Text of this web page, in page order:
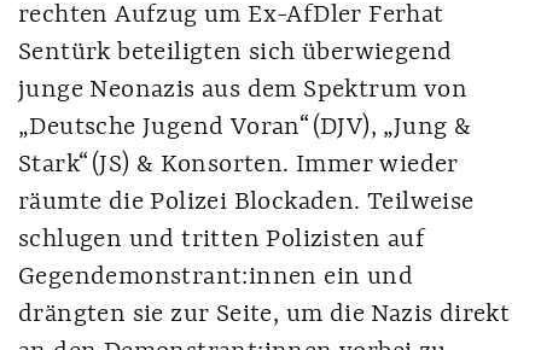
rechten Aufzug um Ex-AfDler Ferhat
Sentürk beteiligten sich überwiegend
junge Neonazis aus dem Spektrum von
„Deutsche Jugend Voran“ (DJV), „Jung &
Stark“ (JS) & Konsorten. Immer wieder
räumte die Polizei Blockaden. Teilweise
schlugen und tritten Polizisten auf
Gegendemonstrant:innen ein und
drängten sie zur Seite, um die Nazis direkt